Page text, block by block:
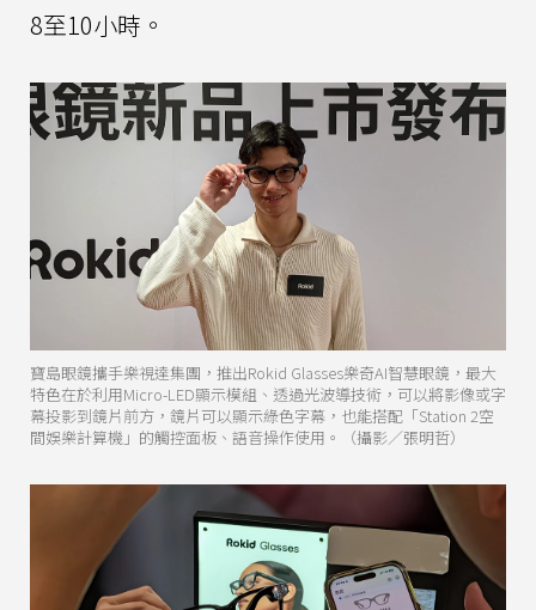
8至10小時。
寶島眼鏡攜手樂視達集團，推出Rokid Glasses樂奇AI智慧眼鏡，最大
特色在於利用Micro-LED顯示模組、透過光波導技術，可以將影像或字
幕投影到鏡片前方，鏡片可以顯示綠色字幕，也能搭配「Station 2空
間娛樂計算機」的觸控面板、語音操作使用。（攝影／張明哲）